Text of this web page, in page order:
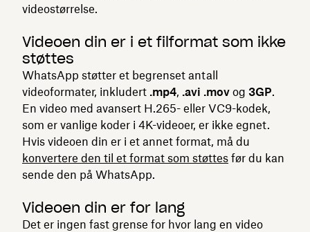
videostørrelse.
Videoen din er i et filformat som ikke
støttes
WhatsApp støtter et begrenset antall
videoformater, inkludert .mp4, .avi .mov og 3GP.
En video med avansert H.265- eller VC9-kodek,
som er vanlige koder i 4K-videoer, er ikke egnet.
Hvis videoen din er i et annet format, må du
konvertere den til et format som støttes før du kan
sende den på WhatsApp.
Videoen din er for lang
Det er ingen fast grense for hvor lang en video